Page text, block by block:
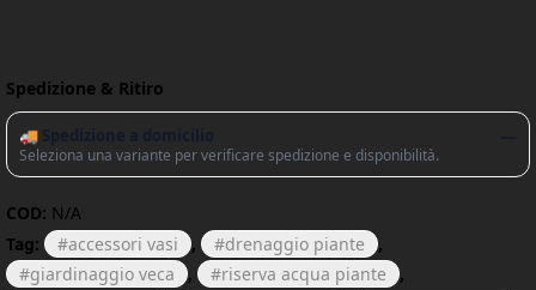
Spedizione & Ritiro
🚚 Spedizione a domicilio
Seleziona una variante per verificare spedizione e disponibilità.
COD: N/A
Tag:
accessori vasi , drenaggio piante
,
giardinaggio veca
, riserva acqua piante
,